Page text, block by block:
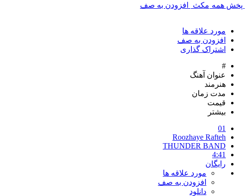
پخش همه مکث افزودن به صف
مورد علاقه ها
افزودن به صف
اشتراک گذاری
#
عنوان آهنگ
هنرمند
مدت زمان
قیمت
بیشتر
01
Roozhaye Rafteh
THUNDER BAND
4:41
رایگان
مورد علاقه ها
افزودن به صف
دانلود